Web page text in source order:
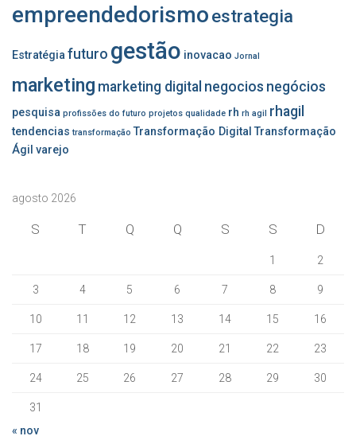
empreendedorismoestrategia
Estratégiafuturo gestão inovacao Jornal
marketing marketing digital negocios negócios
pesquisa profissões do futuro projetos qualidade rh rh agil rhagil
tendencias transformação Transformação Digital Transformação
Ágil varejo
agosto 2026
S T Q Q S S D
1 2
3 4 5 6 7 8 9
10 11 12 13 14 15 16
17 18 19 20 21 22 23
24 25 26 27 28 29 30
31
« nov